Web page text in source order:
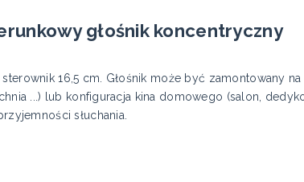
głośnik koncentryczny
16,5 cm. Głośnik może być zamontowany
...) lub konfiguracja kina domowego (salon,
słuchania.